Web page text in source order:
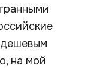
на мой